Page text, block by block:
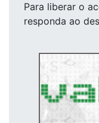
Para liberar o
responda ao